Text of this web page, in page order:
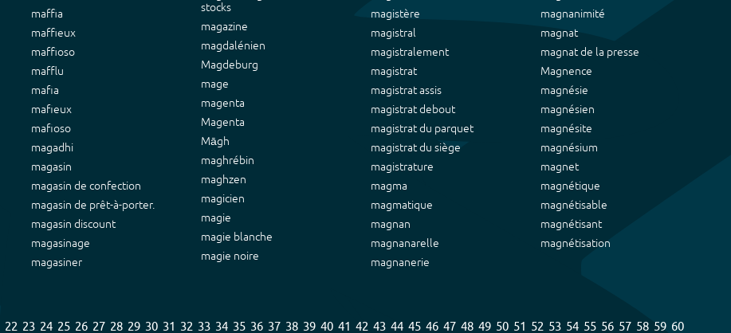
maffia
maffieux
maffioso
mafflu
mafia
mafieux
mafioso
magadhi
magasin
magasin de confection
magasin de prêt-à-porter.
magasin discount
magasinage
magasiner
stocks
magazine
magdalénien
Magdeburg
mage
magenta
Magenta
Māgh
maghrébin
maghzen
magicien
magie
magie blanche
magie noire
magistère
magistral
magistralement
magistrat
magistrat assis
magistrat debout
magistrat du parquet
magistrat du siège
magistrature
magma
magmatique
magnan
magnanarelle
magnanerie
magnanimité
magnat
magnat de la presse
Magnence
magnésie
magnésien
magnésite
magnésium
magnet
magnétique
magnétisable
magnétisant
magnétisation
22 23 24 25 26 27 28 29 30 31 32 33 34 35 36 37 38 39 40 41 42 43 44 45 46 47 48 49 50 51 52 53 54 55 56 57 58 59 60